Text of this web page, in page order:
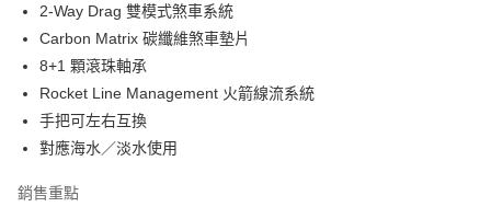
【注意事項】
1.本服務係由「台灣大哥大股份有限公司」（以下簡稱本公司）所提供，讓
用戶於交易時，得透過本服務購買商品或服務，並由商店將買賣／分期付款
買賣價金債權讓與本公司後，依約使用本公司帳單繳交帳款。
資料（包含姓名、電話或地址）提供予台灣大哥大進項蒐集、處理及利用，
由本公司與您本人進行分期帳單所需資料之確認、核對及更正。
３．收到繳費通知簡訊後14天內，點擊此簡訊中的連結，可透過四大超商／
ATM／網路銀行／等多元方式進行付款，方視為交易完成。
※ 請注意：結帳手續完成當下不需立刻繳費，但若您需要取消訂單，請聯絡
購買商品的店家。未經商家同意取消之訂單仍視為有效，需透過AFTEE先享
後付繳納相關費用。
※ 交易是否成功請以「AFTEE先享後付 」之結帳頁面顯示為準，若有關於
是否繳費成功／繳費後需取消欲退款等相關疑問，請聯繫「AFTEE先享後付
客戶支援中心」https://netprotections.freshdesk.com/support/home
【注意事項】
付款後全家取貨
每筆NT$60，滿NT$1,200(含以上)免運費
7-11取貨付款
每筆NT$60，滿NT$1,200(含以上)免運費
付款後7-11取貨
每筆NT$60，滿NT$1,200(含以上)免運費
2-Way Drag 雙模式煞車系統
Carbon Matrix 碳纖維煞車墊片
8+1 顆滾珠軸承
Rocket Line Management 火箭線流系統
手把可左右互換
對應海水／淡水使用
銷售重點